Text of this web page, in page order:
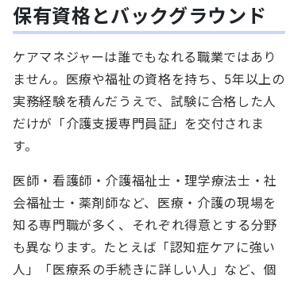
保有資格とバックグラウンド
ケアマネジャーは誰でもなれる職業ではあり
ません。医療や福祉の資格を持ち、5年以上の
実務経験を積んだうえで、試験に合格した人
だけが「介護支援専門員証」を交付されま
す。
医師・看護師・介護福祉士・理学療法士・社
会福祉士・薬剤師など、医療・介護の現場を
知る専門職が多く、それぞれ得意とする分野
も異なります。たとえば「認知症ケアに強い
人」「医療系の手続きに詳しい人」など、個